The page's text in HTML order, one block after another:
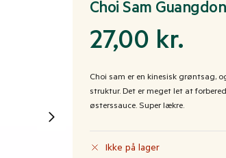
Choi Sam
27,00 kr.
Choi sam er en kinesisk grøntsag,
struktur. Det er meget let at
østerssauce. Super lækre.
Ikke på lager